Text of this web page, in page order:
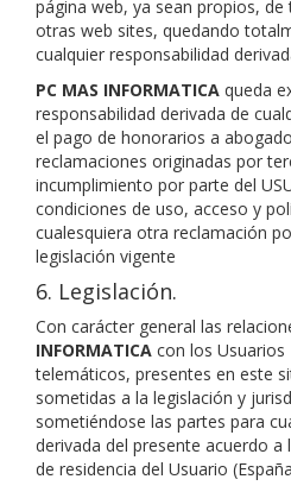
página web, ya sean propios,
otras web sites, quedando
cualquier responsabilidad
PC MAS INFORMATICA queda
responsabilidad derivada de
el pago de honorarios a
reclamaciones originadas por
incumplimiento por parte del
condiciones de uso, acceso y
cualesquiera otra reclamación
legislación vigente
6. Legislación.
Con carácter general las
INFORMATICA con los
telemáticos, presentes en este
sometidas a la legislación y
sometiéndose las partes para
derivada del presente acuerdo a
de residencia del Usuario